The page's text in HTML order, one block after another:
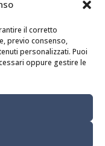
il corretto
previo consenso,
personalizzati. Puoi
oppure gestire le
- PEC
-Termini e